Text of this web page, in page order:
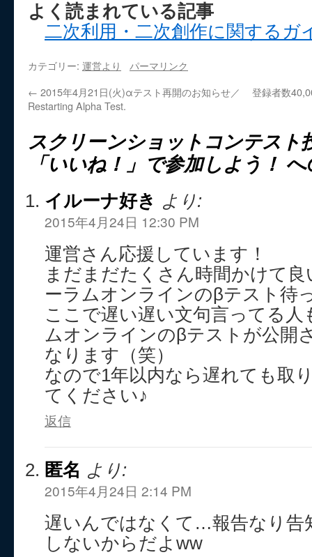
よく読まれている記事
二次利用・二次創作に関するガ
カテゴリー: 運営より
パーマリンク
← 2015年4月21日(火)αテスト再開のお知らせ／
Restarting Alpha Test.
登録者数
スクリーンショットコンテスト
「いいね！」で参加しよう！ へ
イルーナ好き より:
2015年4月24日 12:30 PM
運営さん応援しています！
まだまだたくさん時間かけて
ーラムオンラインのβテスト待
ここで遅い遅い文句言ってる
ムオンラインのβテストが公開
なります（笑）
なので1年以内なら遅れても取
てください♪
返信
匿名 より:
2015年4月24日 2:14 PM
遅いんではなくて…報告なり告
しないからだよww